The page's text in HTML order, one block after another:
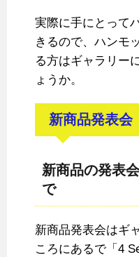
実際に手にとって
きるので、ハンモ
る方はギャラリー
ょうか。
新商品発表会
新商品の発表
で
新商品発表会はギ
ころにあるで「4